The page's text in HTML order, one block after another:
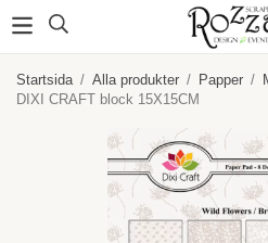
Startsida / Alla produkter / Papper /
DIXI CRAFT block 15X15CM